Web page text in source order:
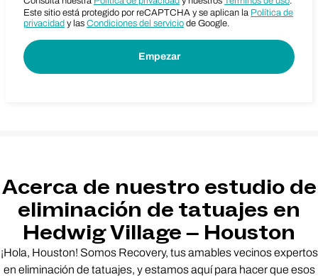
Este sitio está protegido por reCAPTCHA y se aplican la Política de
privacidad y las Condiciones del servicio de Google.
Acerca de nuestro estudio de
eliminación de tatuajes en
Hedwig Village – Houston
¡Hola, Houston! Somos Recovery, tus amables vecinos expertos
en eliminación de tatuajes, y estamos aquí para hacer que esos